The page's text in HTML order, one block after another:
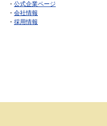
・ 公式企業ページ
・ 会社情報
・ 採用情報